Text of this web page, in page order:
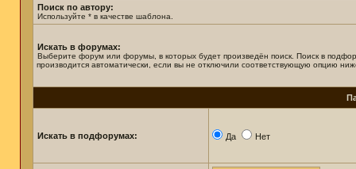
Поиск по автору:
Используйте * в качестве шаблона.
Искать в форумах:
Выберите форум или форумы, в которых будет произведён поиск. Поиск в
производится автоматически, если вы не отключили соответствующую опцию
Искать в подфорумах: Да Нет